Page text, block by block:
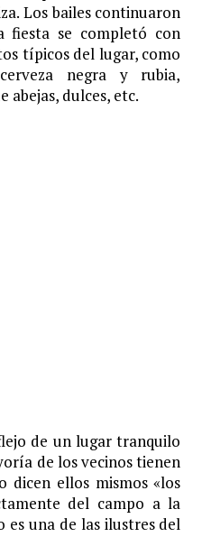
Los bailes continuaron
fiesta se completó con
típicos del lugar, como
negra y rubia,
abejas, dulces, etc.
de un lugar tranquilo
de los vecinos tienen
dicen ellos mismos «los
del campo a la
es una de las ilustres del